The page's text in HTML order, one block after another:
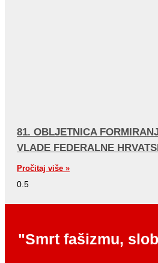
81. OBLJETNICA
VLADE FEDERALNE
Pročitaj više »
"Smrt fašizmu,